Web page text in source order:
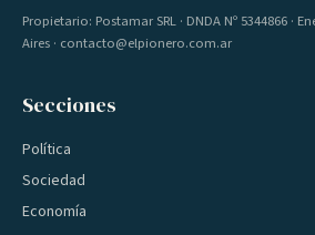
Propietario: Postamar SRL · DNDA Nº 5344866 ·
Aires · contacto@elpionero.com.ar
Secciones
Política
Sociedad
Economía